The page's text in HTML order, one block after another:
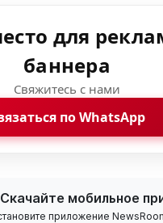
для
баннера
Свяжитесь с нами
по WhatsApp
Скачайте мобильное
приложение